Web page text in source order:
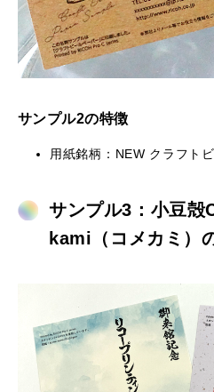
サンプル2の特徴
用紙銘柄：NEW クラフト
サンプル3：小豆殻
kami（コメカミ）